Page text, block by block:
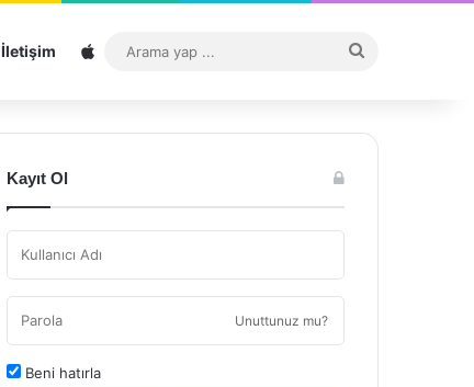
İletişim Sitemap
...
Kayıt Ol
Unuttunuz mu?
Beni hatırla